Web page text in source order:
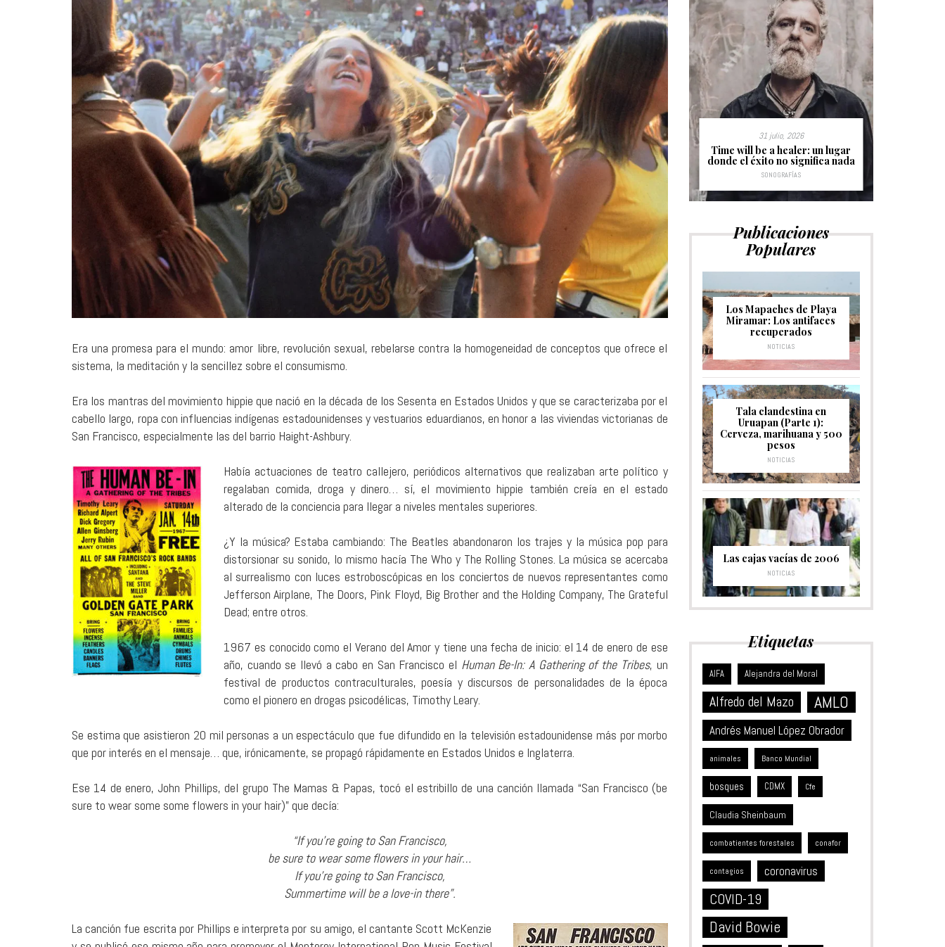
Era una promesa para el mundo: amor libre, revolución sexual, rebelarse contra la homogeneidad de conceptos que ofrece el
sistema, la meditación y la sencillez sobre el consumismo.
Era los mantras del movimiento hippie que nació en la década de los Sesenta en Estados Unidos y que se caracterizaba por el
cabello largo, ropa con influencias indígenas estadounidenses y vestuarios eduardianos, en honor a las viviendas victorianas de
San Francisco, especialmente las del barrio Haight-Ashbury.
Había actuaciones de teatro callejero, periódicos alternativos que realizaban arte político y
regalaban comida, droga y dinero… sí, el movimiento hippie también creía en el estado
alterado de la conciencia para llegar a niveles mentales superiores.
¿Y la música? Estaba cambiando: The Beatles abandonaron los trajes y la música pop para
distorsionar su sonido, lo mismo hacía The Who y The Rolling Stones. La música se acercaba
al surrealismo con luces estroboscópicas en los conciertos de nuevos representantes como
Jefferson Airplane, The Doors, Pink Floyd, Big Brother and the Holding Company, The Grateful
Dead; entre otros.
1967 es conocido como el Verano del Amor y tiene una fecha de inicio: el 14 de enero de ese
año, cuando se llevó a cabo en San Francisco el Human Be-In: A Gathering of the Tribes, un
festival de productos contraculturales, poesía y discursos de personalidades de la época
como el pionero en drogas psicodélicas, Timothy Leary.
Se estima que asistieron 20 mil personas a un espectáculo que fue difundido en la televisión estadounidense más por morbo
que por interés en el mensaje… que, irónicamente, se propagó rápidamente en Estados Unidos e Inglaterra.
Ese 14 de enero, John Phillips, del grupo The Mamas & Papas, tocó el estribillo de una canción llamada “San Francisco (be
sure to wear some some flowers in your hair)” que decía:
“If you’re going to San Francisco,
be sure to wear some flowers in your hair…
If you’re going to San Francisco,
Summertime will be a love-in there”.
La canción fue escrita por Phillips e interpreta por su amigo, el cantante Scott McKenzie
25 julio, 2026
Hurdy Gurdy Man: mapas de
creatividad
MÚSICA
24 julio, 2026
A 1000 Times: El sonido de la
repetición
SONOGRAFÍAS
1 agosto, 2026
Santa Fe: pecadores sin
nombre
31 julio, 2026
Time will be a healer: un lugar
donde el éxito no significa nada
SONOGRAFÍAS
Publicaciones
Populares
Los Mapaches de Playa
Miramar: Los antifaces
recuperados
NOTICIAS
Tala clandestina en
Uruapan (Parte 1):
Cerveza, marihuana y 500
pesos
NOTICIAS
Las cajas vacías de 2006
NOTICIAS
Etiquetas
AIFA Alejandra del Moral
Alfredo del Mazo AMLO
Andrés Manuel López Obrador
animales Banco Mundial
bosques CDMX Cfe
Claudia Sheinbaum
combatientes forestales conafor
contagios coronavirus
COVID-19
David Bowie